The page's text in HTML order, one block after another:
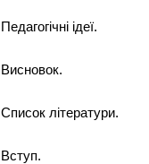
Педагогічні ідеї.
Висновок.
Список літератури.
Вступ.